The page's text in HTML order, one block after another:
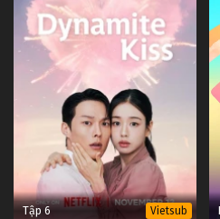
Tập 6 Vietsub